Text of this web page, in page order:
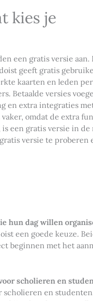
kies je
een gratis versie
geeft gratis
kaarten en leden
Betaalde versies
en extra integraties
omdat de extra
een gratis versie in de
versie te proberen
hun dag willen
een goede keuze.
beginnen met het
scholieren en
en